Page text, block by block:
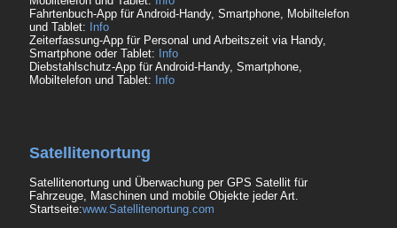
Fahrtenbuch-App für Android-Handy, Smartphone, Mobiltelefon
und Tablet:
Info
Zeiterfassung-App für Personal und Arbeitszeit via Handy,
Smartphone oder Tablet:
Info
Diebstahlschutz-App für Android-Handy, Smartphone,
Mobiltelefon und Tablet:
Info
Satellitenortung
Satellitenortung und Überwachung per GPS Satellit für
Fahrzeuge, Maschinen und mobile Objekte jeder Art.
Startseite:www.Satellitenortung.com